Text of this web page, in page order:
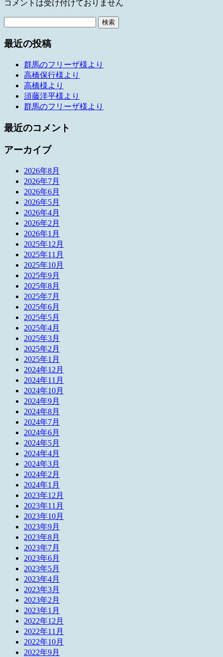
コメントは受け付けておりません
最近の投稿
群馬のフリーザ様より
高橋保行様より
高橋様より
須藤洋平様より
群馬のフリーザ様より
最近のコメント
アーカイブ
2026年8月
2026年7月
2026年6月
2026年5月
2026年4月
2026年2月
2026年1月
2025年12月
2025年11月
2025年10月
2025年9月
2025年8月
2025年7月
2025年6月
2025年5月
2025年4月
2025年3月
2025年2月
2025年1月
2024年12月
2024年11月
2024年10月
2024年9月
2024年8月
2024年7月
2024年6月
2024年5月
2024年4月
2024年3月
2024年2月
2024年1月
2023年12月
2023年11月
2023年10月
2023年9月
2023年8月
2023年7月
2023年6月
2023年5月
2023年4月
2023年3月
2023年2月
2023年1月
2022年12月
2022年11月
2022年10月
2022年9月